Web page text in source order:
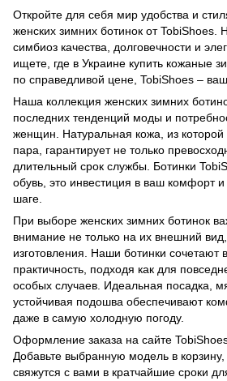
Откройте для себя мир удобства и
женских зимних ботинок от TobiShoes.
симбиоз качества, долговечности и
ищете, где в Украине купить кожаные
по справедливой цене, TobiShoes –
Наша коллекция женских зимних
последних тенденций моды и
женщин. Натуральная кожа, из которой
пара, гарантирует не только
длительный срок службы. Ботинки
обувь, это инвестиция в ваш комфорт
шаге.
При выборе женских зимних ботинок
внимание не только на их внешний
изготовления. Наши ботинки сочетают
практичность, подходя как для
особых случаев. Идеальная посадка,
устойчивая подошва обеспечивают
даже в самую холодную погоду.
Оформление заказа на сайте
Добавьте выбранную модель в
свяжутся с вами в кратчайшие сроки